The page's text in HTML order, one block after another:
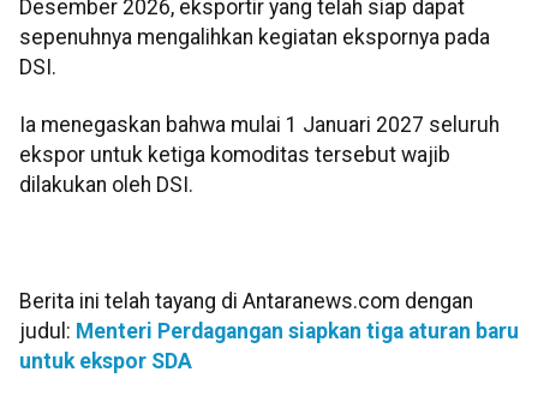
Desember 2026, eksportir yang telah siap dapat
sepenuhnya mengalihkan kegiatan ekspornya pada
DSI.
Ia menegaskan bahwa mulai 1 Januari 2027 seluruh
ekspor untuk ketiga komoditas tersebut wajib
dilakukan oleh DSI.
Berita ini telah tayang di Antaranews.com dengan
judul: Menteri Perdagangan siapkan tiga aturan baru
untuk ekspor SDA